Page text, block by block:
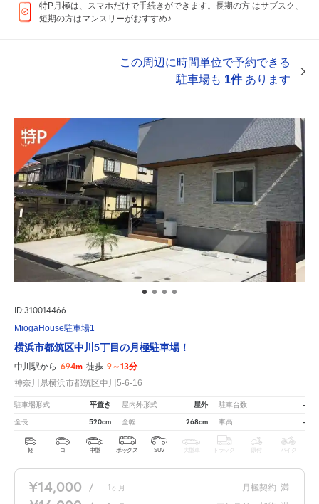
特P月極は、スマホだけで手続きができます。長期の方 はサブスク、
短期の方はマンスリーがおすすめ♪
この周辺に時間単位で予約できる
駐車場も 1件あります
ID:310014466
MiogaHouse駐車場1
横浜市都筑区中川5丁目の月極駐車場！
中川駅から 694m 徒歩 9～13分
神奈川県横浜市都筑区中川5-6-16
駐車場形式 平置き 屋内外形式 屋外 駐車台数 -
全長 520cm 全幅 268cm 車高 -
軽 コ 中型 ボックス SUV 大型車 トラック 原付 バイク
¥14,000 / 1 ヶ月 月極契約 満